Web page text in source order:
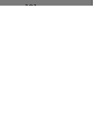
101